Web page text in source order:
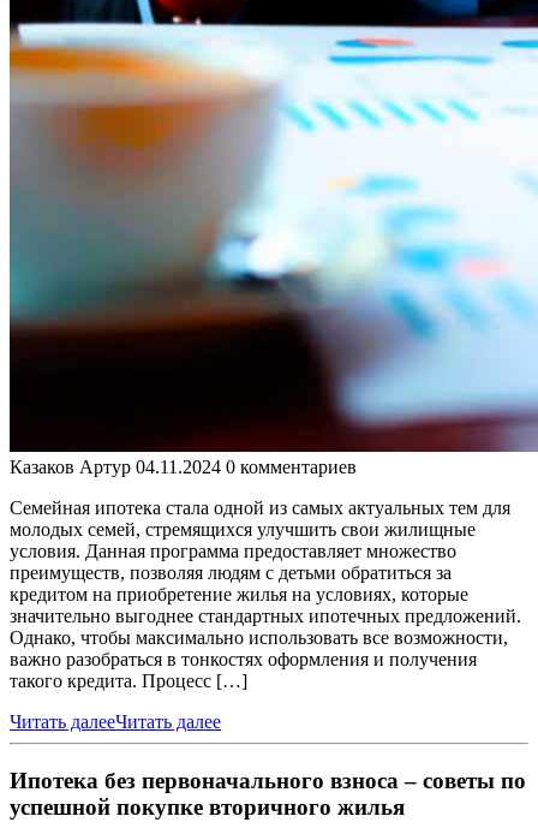
Казаков Артур 04.11.2024 0 комментариев
Семейная ипотека стала одной из самых актуальных тем для
молодых семей, стремящихся улучшить свои жилищные
условия. Данная программа предоставляет множество
преимуществ, позволяя людям с детьми обратиться за
кредитом на приобретение жилья на условиях, которые
значительно выгоднее стандартных ипотечных предложений.
Однако, чтобы максимально использовать все возможности,
важно разобраться в тонкостях оформления и получения
такого кредита. Процесс […]
Читать далееЧитать далее
Ипотека без первоначального взноса – советы по
успешной покупке вторичного жилья